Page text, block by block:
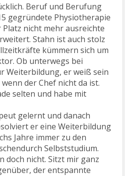
Beruf und Berufung
gegründete Physiotherapie
nicht mehr ausreichte
Stahn ist auch stolz
kümmern sich um
Ob unterwegs bei
Weiterbildung, er weiß sein
der Chef nicht da ist.
selten und habe mit
gelernt und danach
er eine Weiterbildung
Jahre immer zu den
Selbststudium.
doch nicht. Sitzt mir ganz
der entspannte